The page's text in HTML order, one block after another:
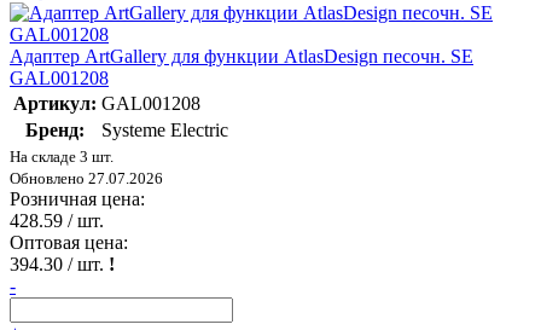
Адаптер ArtGallery для функции AtlasDesign песочн. SE
GAL001208
Артикул: GAL001208
Бренд:
Systeme Electric
На складе 3 шт.
Обновлено 27.07.2026
Розничная цена:
428.59 / шт.
Оптовая цена:
394.30 / шт. !
-